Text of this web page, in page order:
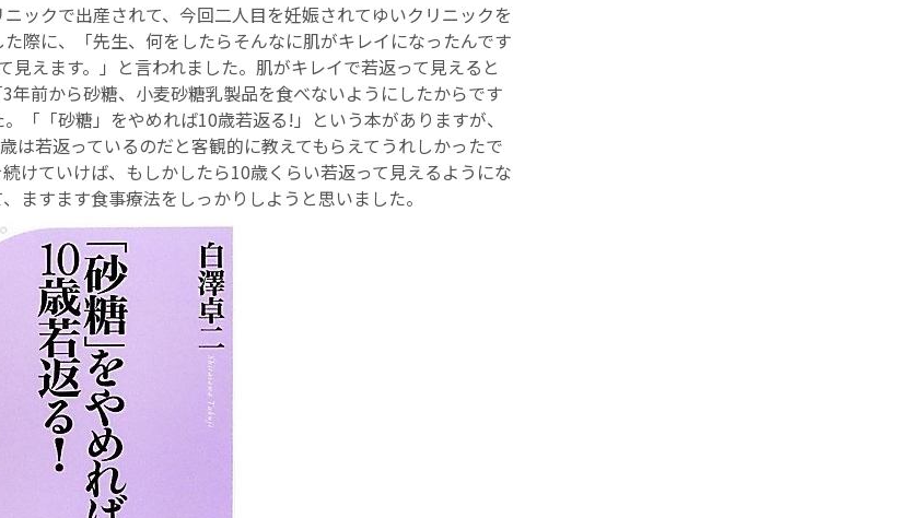
ックで出産されて、今回二人目を妊娠されてゆいクリニックを
際に、「先生、何をしたらそんなに肌がキレイになったんです
えます。」と言われました。肌がキレイで若返って見えると
年前から砂糖、小麦砂糖乳製品を食べないようにしたからです
「「砂糖」をやめれば10歳若返る!」という本がありますが、
は若返っているのだと客観的に教えてもらえてうれしかったで
けていけば、もしかしたら10歳くらい若返って見えるようにな
ますます食事療法をしっかりしようと思いました。
お産について
親と子の結びつき支援
母乳育児
予防接種
その他の診療内容
‘さんルーム’ でさまざまな講座・クラス
にお住まいで当院での出産を希望される方へ
医師プロフィール